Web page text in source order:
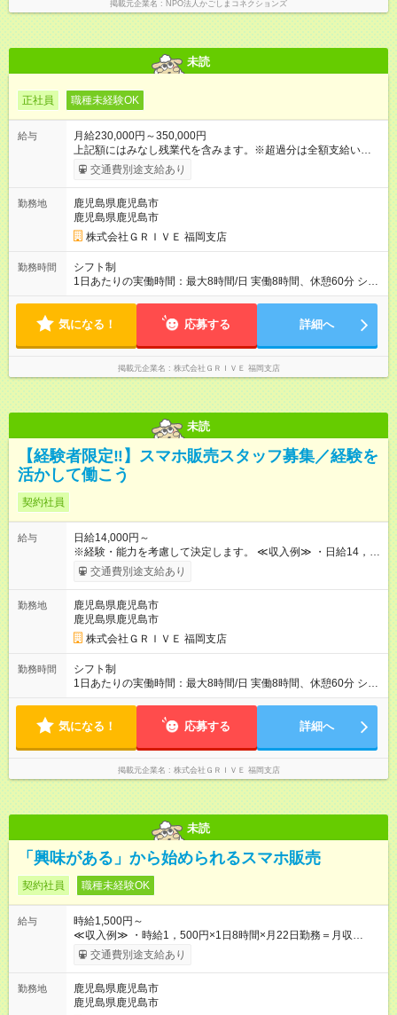
掲載元企業名 NPO法人かごしまコネクションズ
未読
正社員 職種未経験OK
給与
月給230,000円～350,000円
上記額にはみなし残業代を含みます。※超過分は全額支給いたし
ます。 みなし残業代 15,583円／月 みなし残業時間 10時間／月
〈資格手当〉 カテゴリー別SIS検定 カテゴリー別に分かれた検
000円～8，000円/月 ※手当合計30，000円/月 ※最大年2回まで
受験可能(受験資格を満たす必要あり) 【試用期間】試用期間あり
試用期間の長さ：6ヶ月 ※ 雇用形態と給与に、本採用時と異なる
部分があります。 雇用形態：本採用時と同じです。 給与：月
給 220,000円以上 上記額にはみなし残業代を含みます。※超過
分は全額支給いたします。 みなし残業代 14,905円／月 みなし残
交通費別途支給あり
勤務地
鹿児島県鹿児島市
鹿児島県鹿児島市
株式会社ＧＲＩＶＥ 福岡支店
勤務時間
シフト制
1日あたりの実働時間：最大8時間/日 実働8時間、休憩60分 シフ
ト例 10：00~19：00 11：00~20：00 シフトに準ずる形となり
事もプライベートも充実させたい方にはピッタリです！
気になる！ 応募する 詳細へ
掲載元企業名 株式会社ＧＲＩＶＥ 福岡支店
未読
【経験者限定‼️】スマホ販売スタッフ募集／経験を
活かして働こう
契約社員
給与
日給14,000円～
※経験・能力を考慮して決定します。 ≪収入例≫ ・日給14，
000円×月22日勤務＝月収308，000円＋交通費 ●試用期間は3ヶ
月で、条件に変更はありません。 【試用期間】試用期間あり 試
交通費別途支給あり
勤務地
鹿児島県鹿児島市
鹿児島県鹿児島市
株式会社ＧＲＩＶＥ 福岡支店
勤務時間
シフト制
1日あたりの実働時間：最大8時間/日 実働8時間、休憩60分 シフ
ト例 10：00~19：00 11：00~20：00 シフトに準ずる形となり
気になる！ 応募する 詳細へ
掲載元企業名 株式会社ＧＲＩＶＥ 福岡支店
未読
「興味がある」から始められるスマホ販売
契約社員 職種未経験OK
給与
時給1,500円～
≪収入例≫ ・時給1，500円×1日8時間×月22日勤務＝月収
264，000円 【試用期間】試用期間あり 試用期間の長さ：3ヶ月
雇用形態、給与は本採用時と同じです。
交通費別途支給あり
勤務地
鹿児島県鹿児島市
鹿児島県鹿児島市